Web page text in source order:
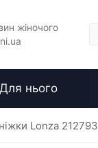
жіночого
Для нього
Lonza 212793